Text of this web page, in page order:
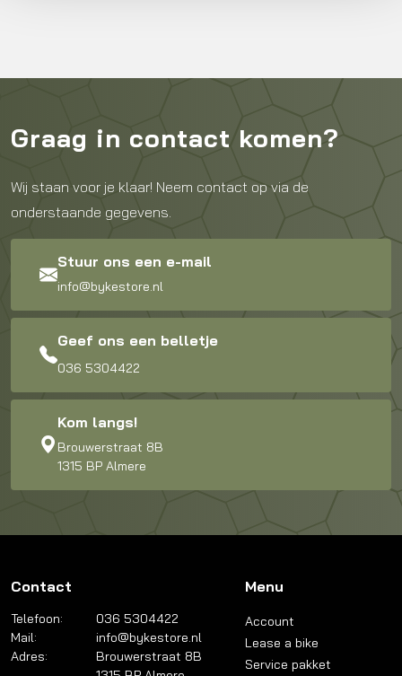
Graag in contact komen?
Wij staan voor je klaar! Neem contact op via de
onderstaande gegevens.
Stuur ons een e-mail
info@bykestore.nl
Geef ons een belletje
036 5304422
Kom langs!
Brouwerstraat 8B
1315 BP Almere
Contact
Telefoon:
036 5304422
Mail:
info@bykestore.nl
Adres:
Brouwerstraat 8B
Menu
Account
Lease a bike
Service pakket